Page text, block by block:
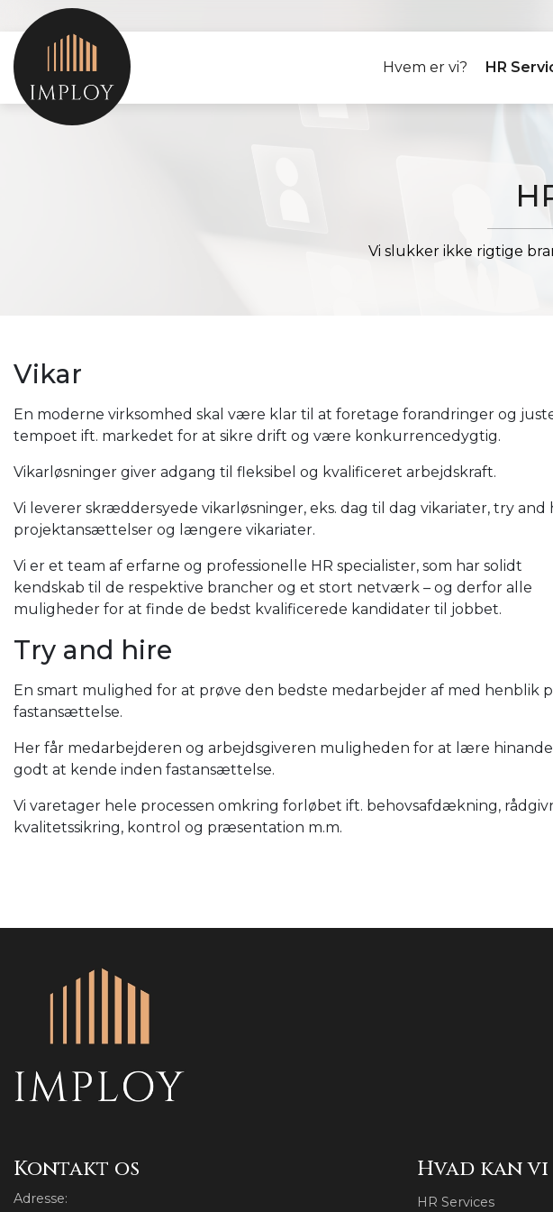
til
hovedindhold
Hvem er vi? HR
Vi slukker ikke rigtige
Vikar
En moderne virksomhed skal være klar til at foretage forandringer og
tempoet ift. markedet for at sikre drift og være konkurrencedygtig.​
Vikarløsninger giver adgang til fleksibel og kvalificeret arbejdskraft.
Vi leverer skræddersyede vikarløsninger, eks. dag til dag vikariater, try and
projektansættelser og længere vikariater.
Vi er et team af erfarne og professionelle HR specialister, som har solidt
kendskab til de respektive brancher og et stort netværk – og derfor alle
muligheder for at finde de bedst kvalificerede kandidater til jobbet.
Try and hire
En smart mulighed for at prøve den bedste medarbejder af med henblik
fastansættelse.
Her får medarbejderen og arbejdsgiveren muligheden for at lære
godt at kende inden fastansættelse.
Vi varetager hele processen omkring forløbet ift. behovsafdækning,
kvalitetssikring, kontrol og præsentation m.m.
Kontakt os
Adresse:
Hvad kan
HR Services